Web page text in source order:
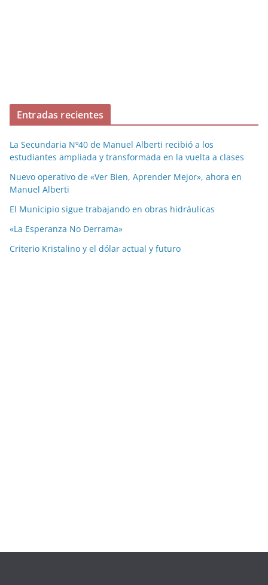
Entradas recientes
La Secundaria Nº40 de Manuel Alberti recibió a los
estudiantes ampliada y transformada en la vuelta a clases
Nuevo operativo de «Ver Bien, Aprender Mejor», ahora en
Manuel Alberti
El Municipio sigue trabajando en obras hidráulicas
«La Esperanza No Derrama»
Criterio Kristalino y el dólar actual y futuro